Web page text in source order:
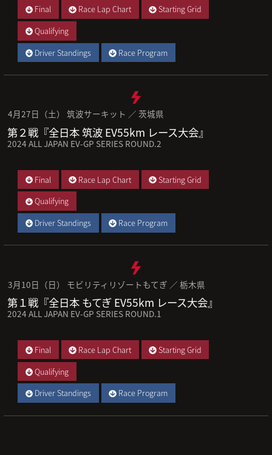
Final Race Lap Chart
Starting Grid
Qualifying
Driver Standings
Race Program
4月27日（土） 筑波サーキット ／ 茨城県
第２戦『全日本 筑波 EV55km レース大会』
2024 ALL JAPAN EV-GP SERIES ROUND.2
Final Race Lap Chart
Starting Grid
Qualifying
Driver Standings
Race Program
3月10日（日） モビリティリゾートもてぎ ／ 栃木県
第１戦『全日本 もてぎ EV55km レース大会』
2024 ALL JAPAN EV-GP SERIES ROUND.1
Final Race Lap Chart
Starting Grid
Qualifying
Driver Standings
Race Program